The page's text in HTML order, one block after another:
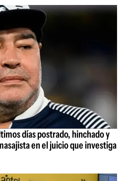
días postrado, hinchado y
en el juicio que investiga